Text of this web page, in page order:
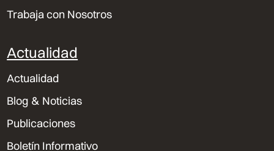
Trabaja con Nosotros
Actualidad
Actualidad
Blog & Noticias
Publicaciones
Boletín Informativo